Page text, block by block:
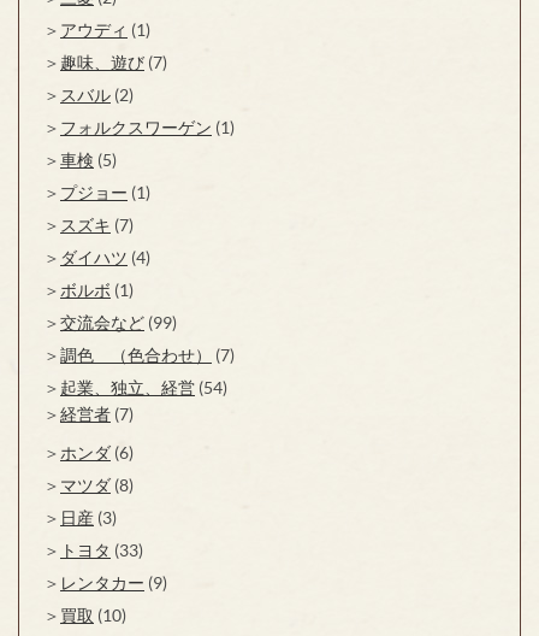
アウディ (1)
趣味、遊び (7)
スバル (2)
フォルクスワーゲン (1)
車検 (5)
プジョー (1)
スズキ (7)
ダイハツ (4)
ボルボ (1)
交流会など (99)
調色 （色合わせ）
(7)
起業、独立、経営 (54)
経営者 (7)
ホンダ (6)
マツダ (8)
日産 (3)
トヨタ (33)
レンタカー (9)
買取 (10)